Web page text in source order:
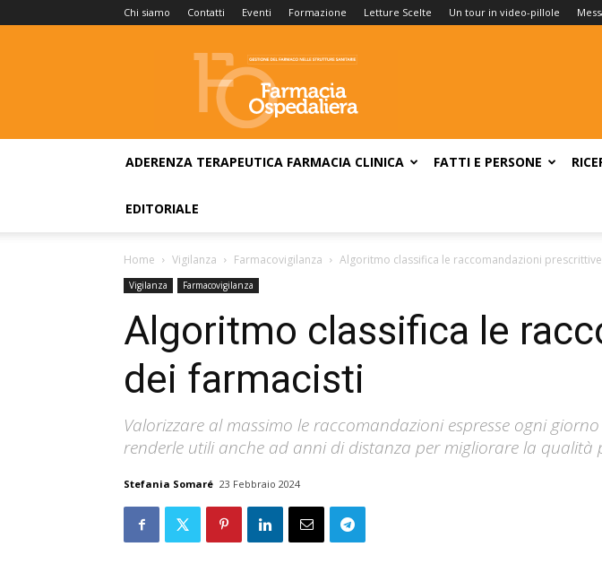
Chi siamo Contatti Eventi Formazione Letture Scelte Un tour in video-pillole
Farmacia
Ospedaliera
ADERENZA TERAPEUTICA FARMACIA CLINICA FATTI E PERSONE
EDITORIALE
Home Vigilanza Farmacovigilanza Algoritmo classifica le raccomandazioni
Vigilanza Farmacovigilanza
Algoritmo classifica le
dei farmacisti
Valorizzare al massimo le raccomandazioni espresse ogni
renderle utili anche ad anni di distanza per migliorare la qualità
Stefania Somaré 23 Febbraio 2024